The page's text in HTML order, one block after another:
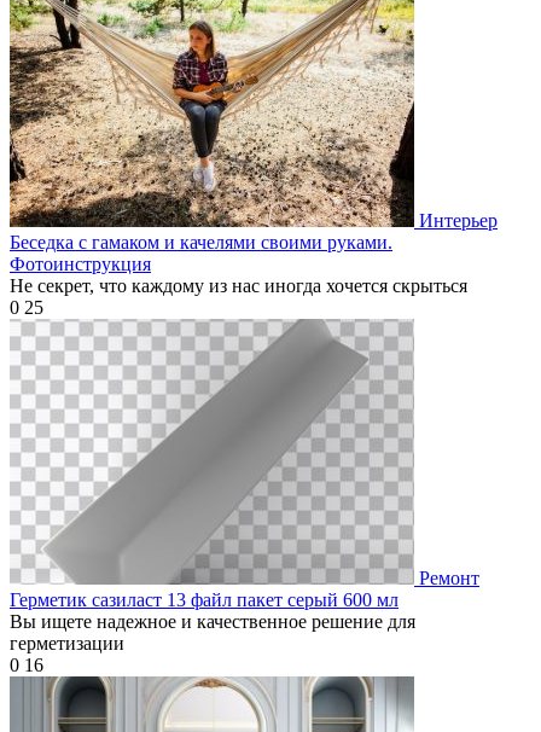
Интерьер
Беседка с гамаком и качелями своими руками.
Фотоинструкция
Не секрет, что каждому из нас иногда хочется скрыться
0 25
Ремонт
Герметик сазиласт 13 файл пакет серый 600 мл
Вы ищете надежное и качественное решение для
герметизации
0 16